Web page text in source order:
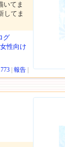
いてま
してま
グ
性向け
報告